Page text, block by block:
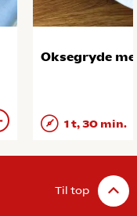
Oksegryde
1 t, 30 min.
Til top